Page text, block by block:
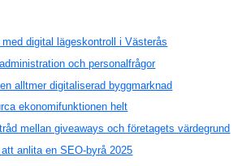
digital lägeskontroll i Västerås
och personalfrågor
alltmer digitaliserad byggmarknad
ekonomifunktionen helt
mellan giveaways och företagets värdegrund
anlita en SEO-byrå 2025